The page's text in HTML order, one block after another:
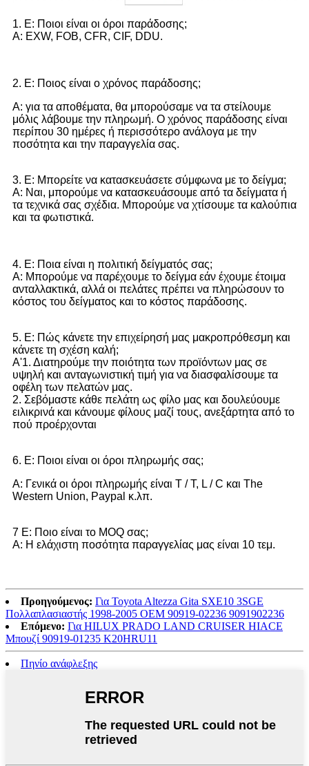
1. Ε: Ποιοι είναι οι όροι παράδοσης;
Α: EXW, FOB, CFR, CIF, DDU.
2. Ε: Ποιος είναι ο χρόνος παράδοσης;
Α: για τα αποθέματα, θα μπορούσαμε να τα στείλουμε
μόλις λάβουμε την πληρωμή. Ο χρόνος παράδοσης είναι
περίπου 30 ημέρες ή περισσότερο ανάλογα με την
ποσότητα και την παραγγελία σας.
3. Ε: Μπορείτε να κατασκευάσετε σύμφωνα με το δείγμα;
Α: Ναι, μπορούμε να κατασκευάσουμε από τα δείγματα ή
τα τεχνικά σας σχέδια. Μπορούμε να χτίσουμε τα καλούπια
και τα φωτιστικά.
4. Ε: Ποια είναι η πολιτική δείγματός σας;
Α: Μπορούμε να παρέχουμε το δείγμα εάν έχουμε έτοιμα
ανταλλακτικά, αλλά οι πελάτες πρέπει να πληρώσουν το
κόστος του δείγματος και το κόστος παράδοσης.
5. Ε: Πώς κάνετε την επιχείρησή μας μακροπρόθεσμη και
κάνετε τη σχέση καλή;
Α'1. Διατηρούμε την ποιότητα των προϊόντων μας σε
υψηλή και ανταγωνιστική τιμή για να διασφαλίσουμε τα
οφέλη των πελατών μας.
2. Σεβόμαστε κάθε πελάτη ως φίλο μας και δουλεύουμε
ειλικρινά και κάνουμε φίλους μαζί τους, ανεξάρτητα από το
πού προέρχονται
6. Ε: Ποιοι είναι οι όροι πληρωμής σας;
Α: Γενικά οι όροι πληρωμής είναι T / T, L / C και The
Western Union, Paypal κ.λπ.
7 Ε: Ποιο είναι το MOQ σας;
Α: Η ελάχιστη ποσότητα παραγγελίας μας είναι 10 τεμ.
Προηγούμενος: Για Toyota Altezza Gita SXE10 3SGE
Πολλαπλασιαστής 1998-2005 OEM 90919-02236 9091902236
Επόμενο: Για HILUX PRADO LAND CRUISER HIACE
Μπουζί 90919-01235 K20HRU11
Πηνίο ανάφλεξης